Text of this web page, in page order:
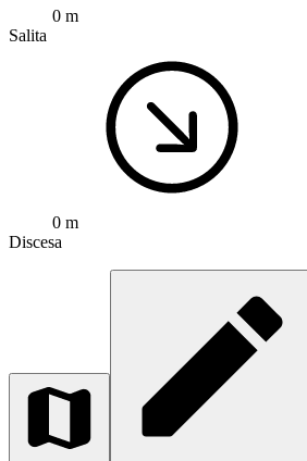
0 m
Salita
0 m
Discesa